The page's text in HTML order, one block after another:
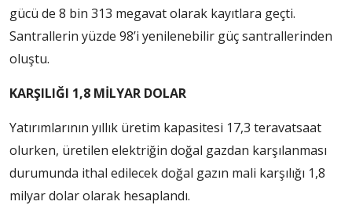
gücü de 8 bin 313 megavat olarak kayıtlara geçti.
Santrallerin yüzde 98’i yenilenebilir güç santrallerinden
oluştu.
KARŞILIĞI 1,8 MİLYAR DOLAR
Yatırımlarının yıllık üretim kapasitesi 17,3 teravatsaat
olurken, üretilen elektriğin doğal gazdan karşılanması
durumunda ithal edilecek doğal gazın mali karşılığı 1,8
milyar dolar olarak hesaplandı.